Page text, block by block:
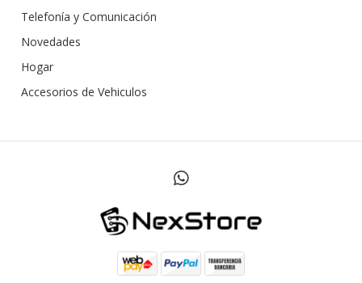
Telefonía y Comunicación
Novedades
Hogar
Accesorios de Vehiculos